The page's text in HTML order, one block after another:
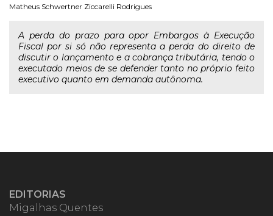
Matheus Schwertner Ziccarelli Rodrigues
A perda do prazo para opor Embargos à Execução
Fiscal por si só não representa a perda do direito de
discutir o lançamento e a cobrança tributária, tendo o
executado meios de se defender tanto no próprio feito
executivo quanto em demanda autônoma.
EDITORIAS
Migalhas Quentes